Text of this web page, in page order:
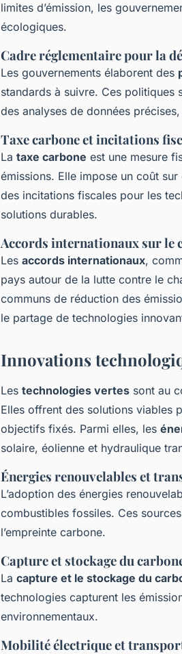
limites d’émission, les
écologiques.
Cadre réglementaire pour la
Les gouvernements élaborent des
standards à suivre. Ces politiques
des analyses de données
Taxe carbone et incitations
La taxe carbone est une mesure
émissions. Elle impose un coût
des incitations fiscales pour les
solutions durables.
Accords internationaux sur le
Les accords internationaux,
pays autour de la lutte contre le
communs de réduction des
le partage de technologies
Innovations
Les technologies vertes sont au
Elles offrent des solutions viables
objectifs fixés. Parmi elles, les
solaire, éolienne et hydraulique
Énergies renouvelables et
L’adoption des énergies
combustibles fossiles. Ces
l’empreinte carbone.
Capture et stockage du
La capture et le stockage du
technologies capturent les
environnementaux.
Mobilité électrique et